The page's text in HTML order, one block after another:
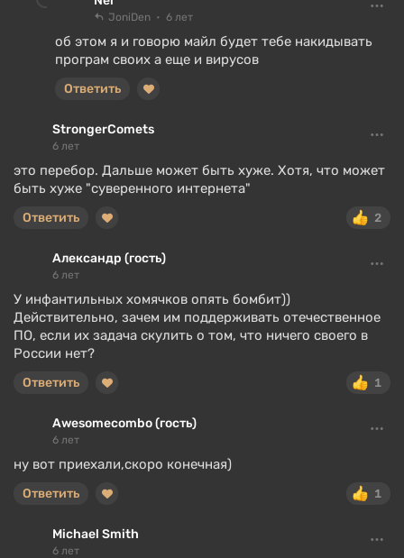
JoniDen 6 лет
об этом я и говорю майл будет тебе накидывать
програм своих а еще и вирусов
Ответить
StrongerComets
6 лет
это перебор. Дальше может быть хуже. Хотя, что может
быть хуже "суверенного интернета"
2
Ответить
Александр (гость)
6 лет
У инфантильных хомячков опять бомбит))
Действительно, зачем им поддерживать отечественное
ПО, если их задача скулить о том, что ничего своего в
России нет?
1
Ответить
Awesomecombo (гость)
6 лет
ну вот приехали,скоро конечная)
1
Ответить
Michael Smith
6 лет